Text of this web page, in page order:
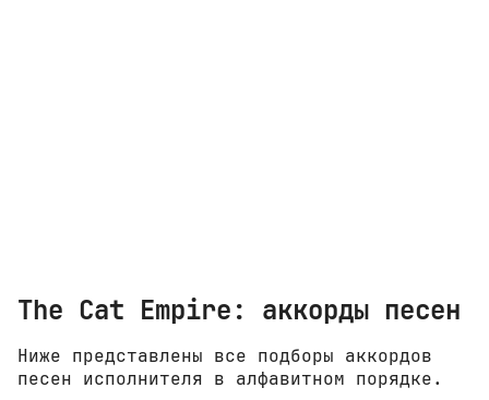
The Cat Empire: аккорды песен
Ниже представлены все подборы аккордов
песен исполнителя в алфавитном порядке.